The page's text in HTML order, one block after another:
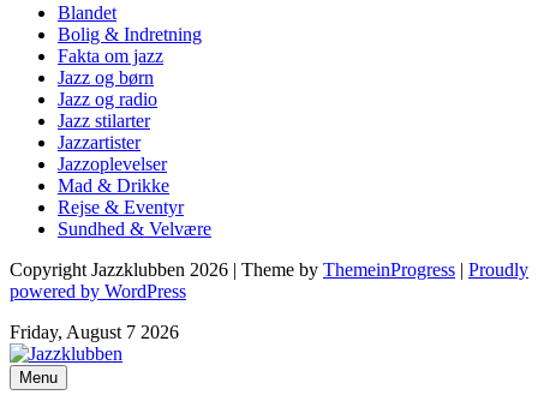
Blandet
Bolig & Indretning
Fakta om jazz
Jazz og børn
Jazz og radio
Jazz stilarter
Jazzartister
Jazzoplevelser
Mad & Drikke
Rejse & Eventyr
Sundhed & Velvære
Copyright Jazzklubben 2026 | Theme by ThemeinProgress | Proudly
powered by WordPress
Friday, August 7 2026
Menu